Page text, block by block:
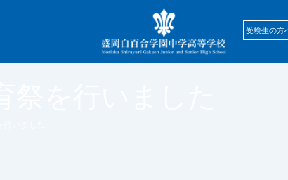
受験生の方